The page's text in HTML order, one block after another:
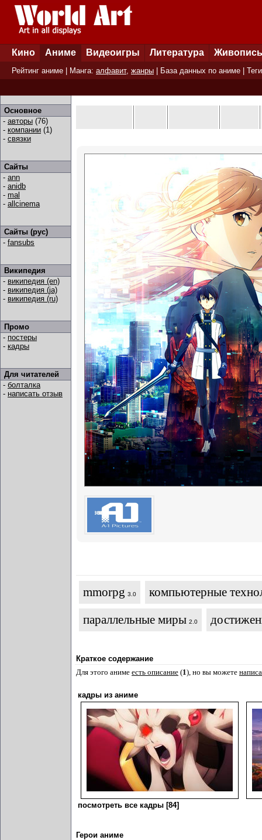
Кино Аниме Видеоигры Литература Живопись
Рейтинг аниме | Манга: алфавит, жанры База данных по аниме Теги
Основное
- авторы (76)
- компании (1)
- связки
Сайты
- ann
- anidb
- mal
- allcinema
Сайты (рус)
- fansubs
Википедия
- википедия (en)
- википедия (ja)
- википедия (ru)
Промо
- постеры
- кадры
Для читателей
- болталка
- написать отзыв
mmorpg 3.0
компьютерные
параллельные миры 2.0
Краткое содержание
Для этого аниме есть описание (1), но вы можете
кадры из аниме
посмотреть все кадры [84]
Герои аниме